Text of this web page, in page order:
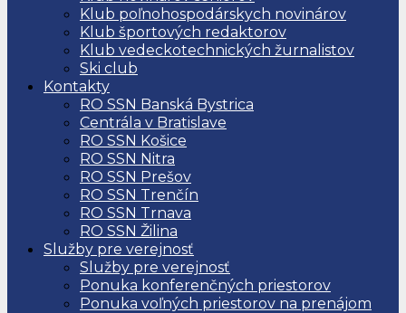
Klub poľnohospodárskych novinárov
Klub športových redaktorov
Klub vedeckotechnických žurnalistov
Ski club
Kontakty
RO SSN Banská Bystrica
Centrála v Bratislave
RO SSN Košice
RO SSN Nitra
RO SSN Prešov
RO SSN Trenčín
RO SSN Trnava
RO SSN Žilina
Služby pre verejnosť
Služby pre verejnosť
Ponuka konferenčných priestorov
Ponuka voľných priestorov na prenájom